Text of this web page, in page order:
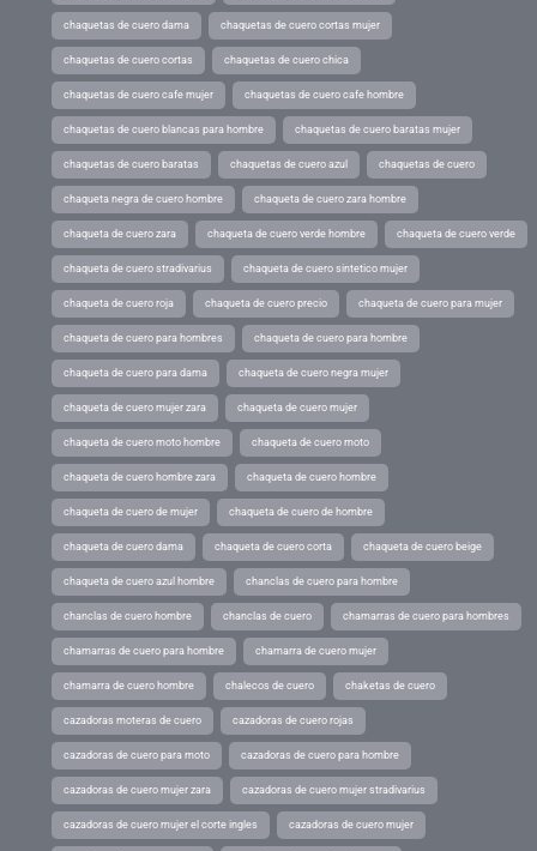
chaquetas de cuero dama chaquetas de cuero cortas mujer
chaquetas de cuero cortas chaquetas de cuero chica
chaquetas de cuero cafe mujer chaquetas de cuero cafe hombre
chaquetas de cuero blancas para hombre chaquetas de cuero baratas mujer
chaquetas de cuero baratas chaquetas de cuero azul chaquetas de cuero
chaqueta negra de cuero hombre chaqueta de cuero zara hombre
chaqueta de cuero zara chaqueta de cuero verde hombre chaqueta de cuero verde
chaqueta de cuero stradivarius chaqueta de cuero sintetico mujer
chaqueta de cuero roja chaqueta de cuero precio chaqueta de cuero para mujer
chaqueta de cuero para hombres chaqueta de cuero para hombre
chaqueta de cuero para dama chaqueta de cuero negra mujer
chaqueta de cuero mujer zara chaqueta de cuero mujer
chaqueta de cuero moto hombre chaqueta de cuero moto
chaqueta de cuero hombre zara chaqueta de cuero hombre
chaqueta de cuero de mujer chaqueta de cuero de hombre
chaqueta de cuero dama chaqueta de cuero corta chaqueta de cuero beige
chaqueta de cuero azul hombre chanclas de cuero para hombre
chanclas de cuero hombre chanclas de cuero chamarras de cuero para hombres
chamarras de cuero para hombre chamarra de cuero mujer
chamarra de cuero hombre chalecos de cuero chaketas de cuero
cazadoras moteras de cuero cazadoras de cuero rojas
cazadoras de cuero para moto cazadoras de cuero para hombre
cazadoras de cuero mujer zara cazadoras de cuero mujer stradivarius
cazadoras de cuero mujer el corte ingles cazadoras de cuero mujer